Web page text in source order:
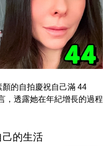
顏的自拍慶祝自己滿 44
，透露她在年紀增長的過程
的生活